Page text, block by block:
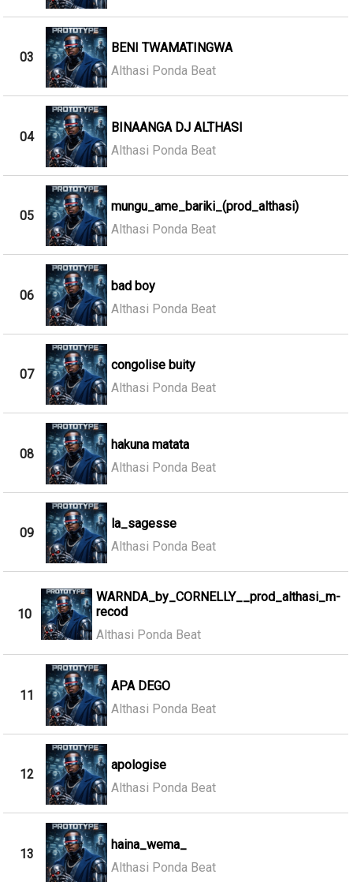
03
BENI TWAMATINGWA
Althasi Ponda Beat
04
BINAANGA DJ ALTHASI
Althasi Ponda Beat
05
mungu_ame_bariki_(prod_althasi)
Althasi Ponda Beat
06
bad boy
Althasi Ponda Beat
07
congolise buity
Althasi Ponda Beat
08
hakuna matata
Althasi Ponda Beat
09
la_sagesse
Althasi Ponda Beat
10
WARNDA_by_CORNELLY__prod_althasi_m-
recod
Althasi Ponda Beat
11
APA DEGO
Althasi Ponda Beat
12
apologise
Althasi Ponda Beat
13
haina_wema_
Althasi Ponda Beat